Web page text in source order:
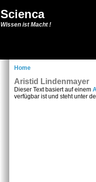
Scienca
Wissen ist Macht !
Home
Aristid Lindenmayer
Dieser Text basiert auf einem
verfügbar ist und steht unter